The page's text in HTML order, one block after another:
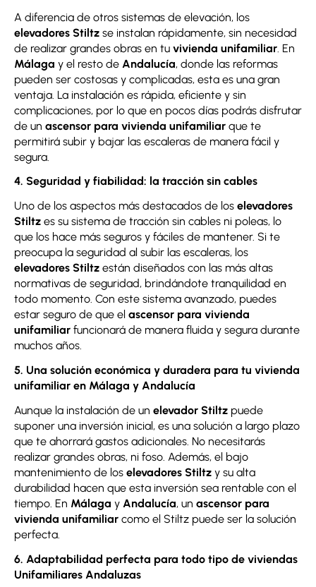
A diferencia de otros sistemas de elevación, los
elevadores Stiltz se instalan rápidamente, sin necesidad
de realizar grandes obras en tu vivienda unifamiliar . En
Málaga y el resto de Andalucía, donde las reformas
pueden ser costosas y complicadas, esta es una gran
ventaja. La instalación es rápida, eficiente y sin
complicaciones, por lo que en pocos días podrás disfrutar
de un ascensor para vivienda unifamiliar que te
permitirá subir y bajar las escaleras de manera fácil y
segura.
4. Seguridad y fiabilidad: la tracción sin cables
Uno de los aspectos más destacados de los elevadores
Stiltz es su sistema de tracción sin cables ni poleas, lo
que los hace más seguros y fáciles de mantener. Si te
preocupa la seguridad al subir las escaleras, los
elevadores Stiltz están diseñados con las más altas
normativas de seguridad, brindándote tranquilidad en
todo momento. Con este sistema avanzado, puedes
estar seguro de que el ascensor para vivienda
unifamiliar funcionará de manera fluida y segura durante
muchos años.
5. Una solución económica y duradera para tu vivienda
unifamiliar en Málaga y Andalucía
Aunque la instalación de un elevador Stiltz puede
suponer una inversión inicial, es una solución a largo plazo
que te ahorrará gastos adicionales. No necesitarás
realizar grandes obras, ni foso. Además, el bajo
mantenimiento de los elevadores Stiltz y su alta
durabilidad hacen que esta inversión sea rentable con el
tiempo. En Málaga y Andalucía, un ascensor para
vivienda unifamiliar como el Stiltz puede ser la solución
perfecta.
6. Adaptabilidad perfecta para todo tipo de viviendas
Unifamiliares Andaluzas